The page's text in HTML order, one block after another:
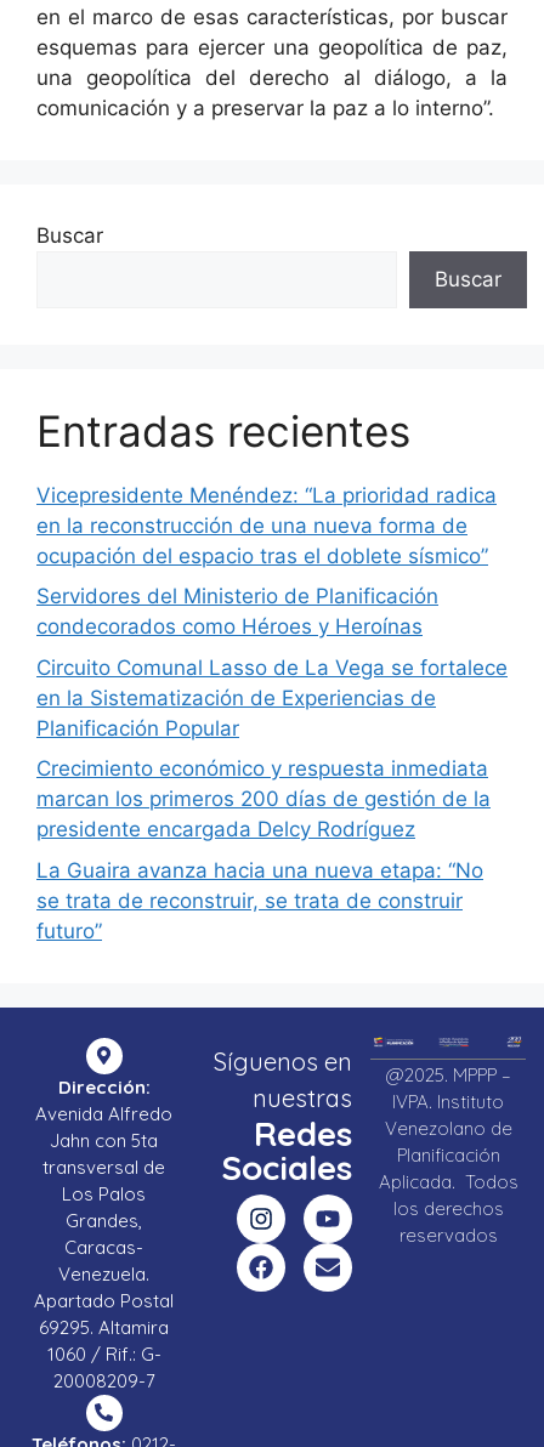
en el marco de esas características, por buscar
esquemas para ejercer una geopolítica de paz,
una geopolítica del derecho al diálogo, a la
comunicación y a preservar la paz a lo interno”.
Buscar
Buscar
Entradas recientes
Vicepresidente Menéndez: “La prioridad radica
en la reconstrucción de una nueva forma de
ocupación del espacio tras el doblete sísmico”
Servidores del Ministerio de Planificación
condecorados como Héroes y Heroínas
Circuito Comunal Lasso de La Vega se fortalece
en la Sistematización de Experiencias de
Planificación Popular
Crecimiento económico y respuesta inmediata
marcan los primeros 200 días de gestión de la
presidente encargada Delcy Rodríguez
La Guaira avanza hacia una nueva etapa: “No
se trata de reconstruir, se trata de construir
futuro”
Dirección:
Avenida Alfredo
Jahn con 5ta
transversal de
Los Palos
Grandes,
Caracas-
Venezuela.
Apartado Postal
69295. Altamira
1060 / Rif.: G-
20008209-7
Síguenos en
nuestras
Redes
Sociales
@2025. MPPP –
IVPA. Instituto
Venezolano de
Planificación
Aplicada. Todos
los derechos
reservados